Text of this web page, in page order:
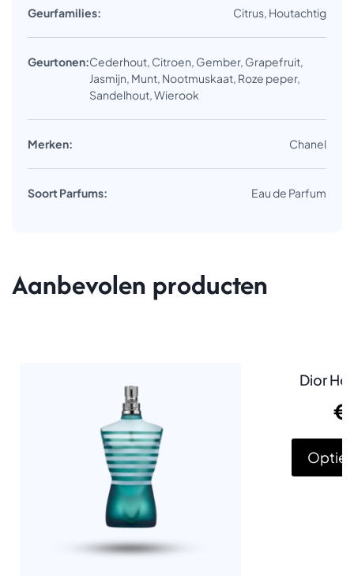
Geurfamilies: Citrus, Houtachtig
Geurtonen:Cederhout, Citroen, Gember, Grapefruit,
Jasmijn, Munt, Nootmuskaat, Roze peper,
Sandelhout, Wierook
Merken: Chanel
Soort Parfums: Eau de Parfum
Aanbevolen producten
Dior
€